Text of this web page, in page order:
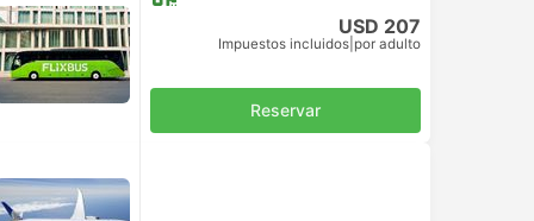
USD 207
Impuestos incluidos por adulto
Reservar